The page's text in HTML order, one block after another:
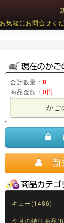
お気軽にお問合せく
合計数量： 0
商品金額： 0円
かご
新
キュー(1486)
今月の特価商品